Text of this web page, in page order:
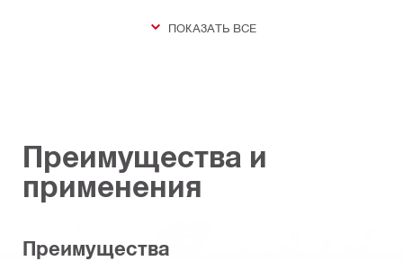
ПОКАЗАТЬ ВСЕ
Преимущества и
применения
Преимущества